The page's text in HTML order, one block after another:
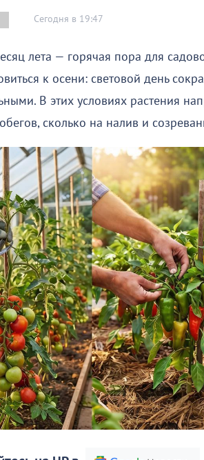
Сегодня в 19:47
лета — горячая пора для
к осени: световой день
В этих условиях растения
сколько на налив и